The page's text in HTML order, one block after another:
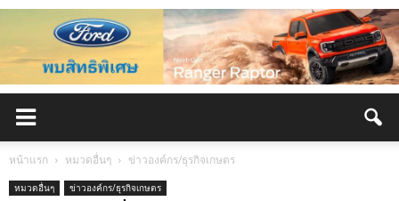
หน้าแรก หมวดอื่นๆ ข่าวองค์กร/ธุรกิจเกษตร
หมวดอื่นๆ ข่าวองค์กร/ธุรกิจเกษตร